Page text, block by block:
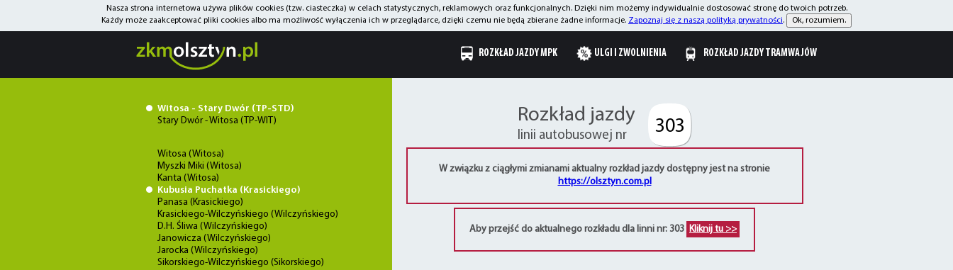
Nasza strona internetowa używa plików cookies (tzw. ciasteczka) w celach statystycznych, reklamowych oraz funkcjonalnych. Dzięki nim możemy indywidualnie dostosować stronę do twoich potrzeb.
Każdy może zaakceptować pliki cookies albo ma możliwość wyłączenia ich w przeglądarce, dzięki czemu nie będą zbierane żadne informacje. Zapoznaj się z naszą polityką prywatności. Ok, rozumiem.
ROZKŁAD JAZDY MPK ULGI I ZWOLNIENIA ROZKŁAD JAZDY TRAMWAJÓW
Witosa - Stary Dwór (TP-STD)
Stary Dwór - Witosa (TP-WIT)
Witosa (Witosa)
Myszki Miki (Witosa)
Kanta (Witosa)
Kubusia Puchatka (Krasickiego)
Panasa (Krasickiego)
Krasickiego-Wilczyńskiego (Wilczyńskiego)
D.H. Śliwa (Wilczyńskiego)
Janowicza (Wilczyńskiego)
Jarocka (Wilczyńskiego)
Sikorskiego-Wilczyńskiego (Sikorskiego)
Rozkład jazdy
linii autobusowej nr 303
W związku z ciągłymi zmianami aktualny rozkład jazdy dostępny jest na stronie
https://olsztyn.com.pl
Aby przejść do aktualnego rozkładu dla linni nr: 303 Kliknij tu >>